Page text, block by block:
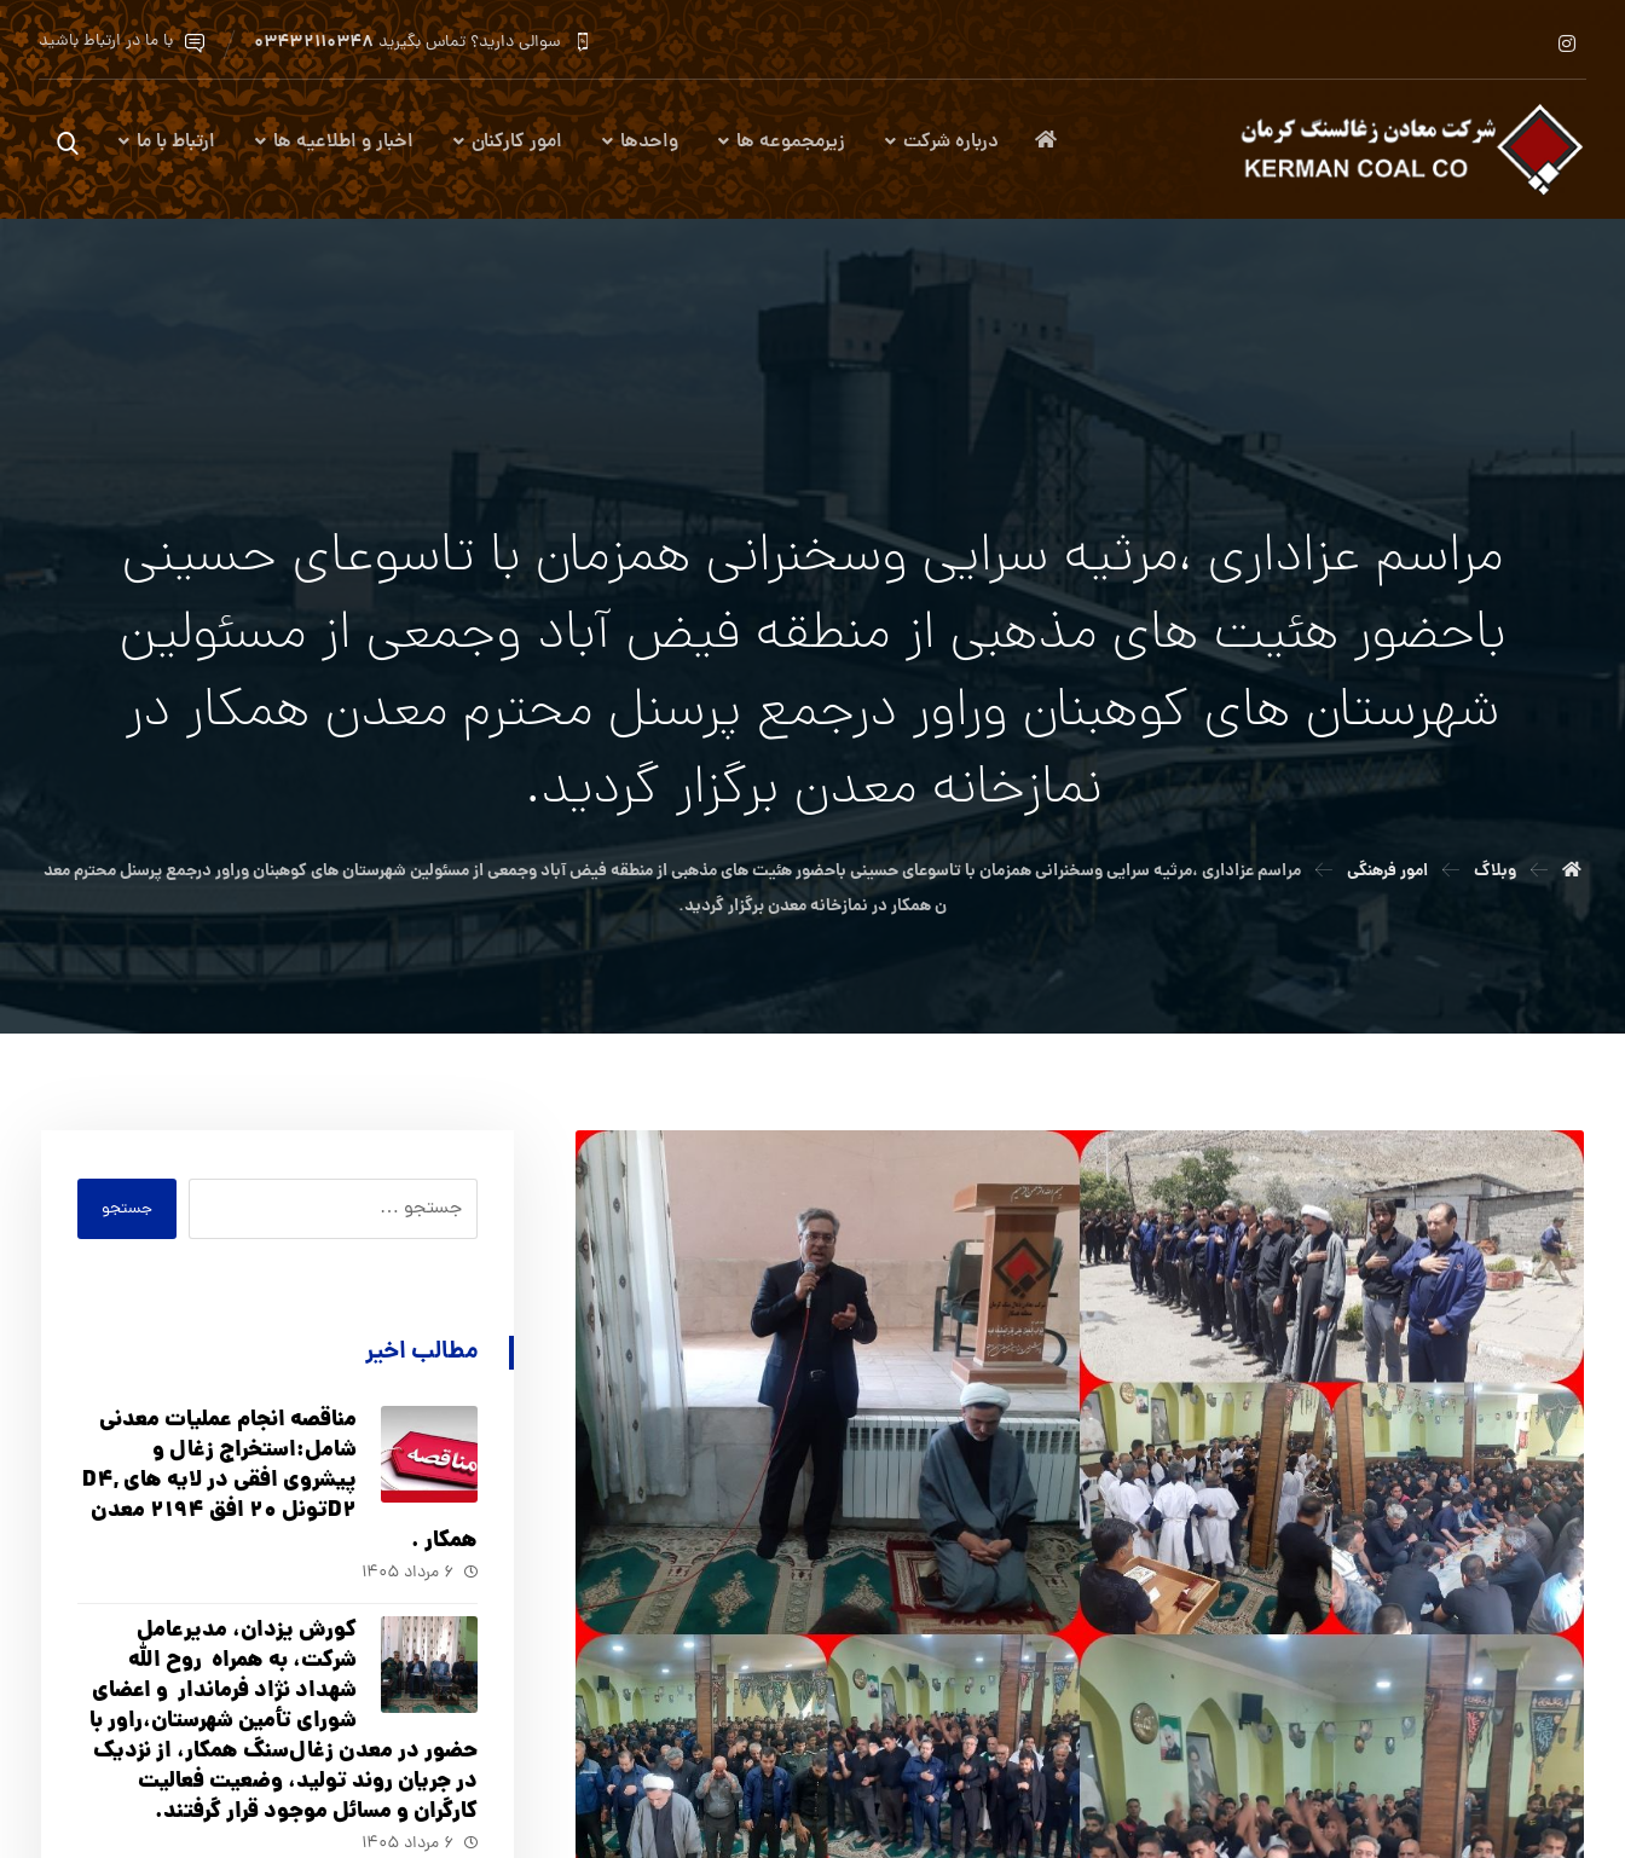
با ما در ارتباط باشید سوالی دارید؟ تماس بگیرید۰۳۴۳۲۱۱۰۳۴۸
درباره شرکت زیرمجموعه ها واحدها امور کارکنان اخبار و اطلاعیه ها ارتباط با ما
مراسم عزاداری ،مرثیه سرایی وسخنرانی همزمان با تاسوعای حسینی
باحضور هئیت های مذهبی از منطقه فیض آباد وجمعی از مسئولین
شهرستان های کوهبنان وراور درجمع پرسنل محترم معدن همکار در
نمازخانه معدن برگزار گردید.
وبلاگ امور فرهنگی
مراسم عزاداری ،مرثیه سرایی وسخنرانی همزمان با تاسوعای حسینی باحضور هئیت های مذهبی از منطقه فیض آباد وجمعی از مسئولین شهرستان های کوهبنان وراور درجمع پرسنل محترم معد
ن همکار در نمازخانه معدن برگزار گردید.
جستجو
مطالب اخیر
مناقصه انجام عملیات معدنی
شامل:استخراج زغال و
پیشروی افقی در لایه های D4,
D2تونل 20 افق 2194 معدن
همکار .
۶ مرداد ۱۴۰۵
کورش یزدان، مدیرعامل
شرکت، به همراه روح الله
شهداد نژاد فرماندار و اعضای
شورای تأ‌مین شهرستان،راور با
حضور در معدن زغال‌سنگ همکار، از نزدیک
در جریان روند تولید، وضعیت فعالیت
کارگران و مسائل موجود قرار گرفتند.
۶ مرداد ۱۴۰۵